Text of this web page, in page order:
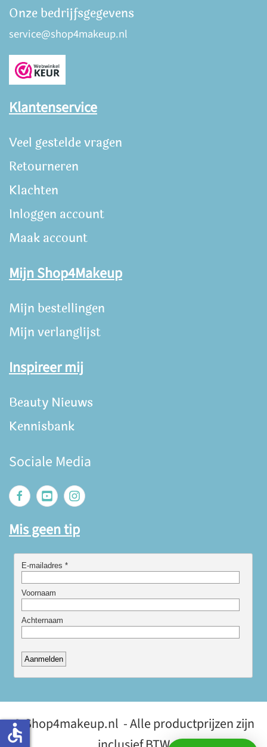
Onze bedrijfsgegevens
service@shop4makeup.nl
Klantenservice
Veel gestelde vragen
Retourneren
Klachten
Inloggen account
Maak account
Mijn Shop4Makeup
Mijn bestellingen
Mijn verlanglijst
Inspireer mij
Beauty Nieuws
Kennisbank
Sociale Media
Mis geen tip
© Shop4makeup.nl - Alle productprijzen zijn
accessible